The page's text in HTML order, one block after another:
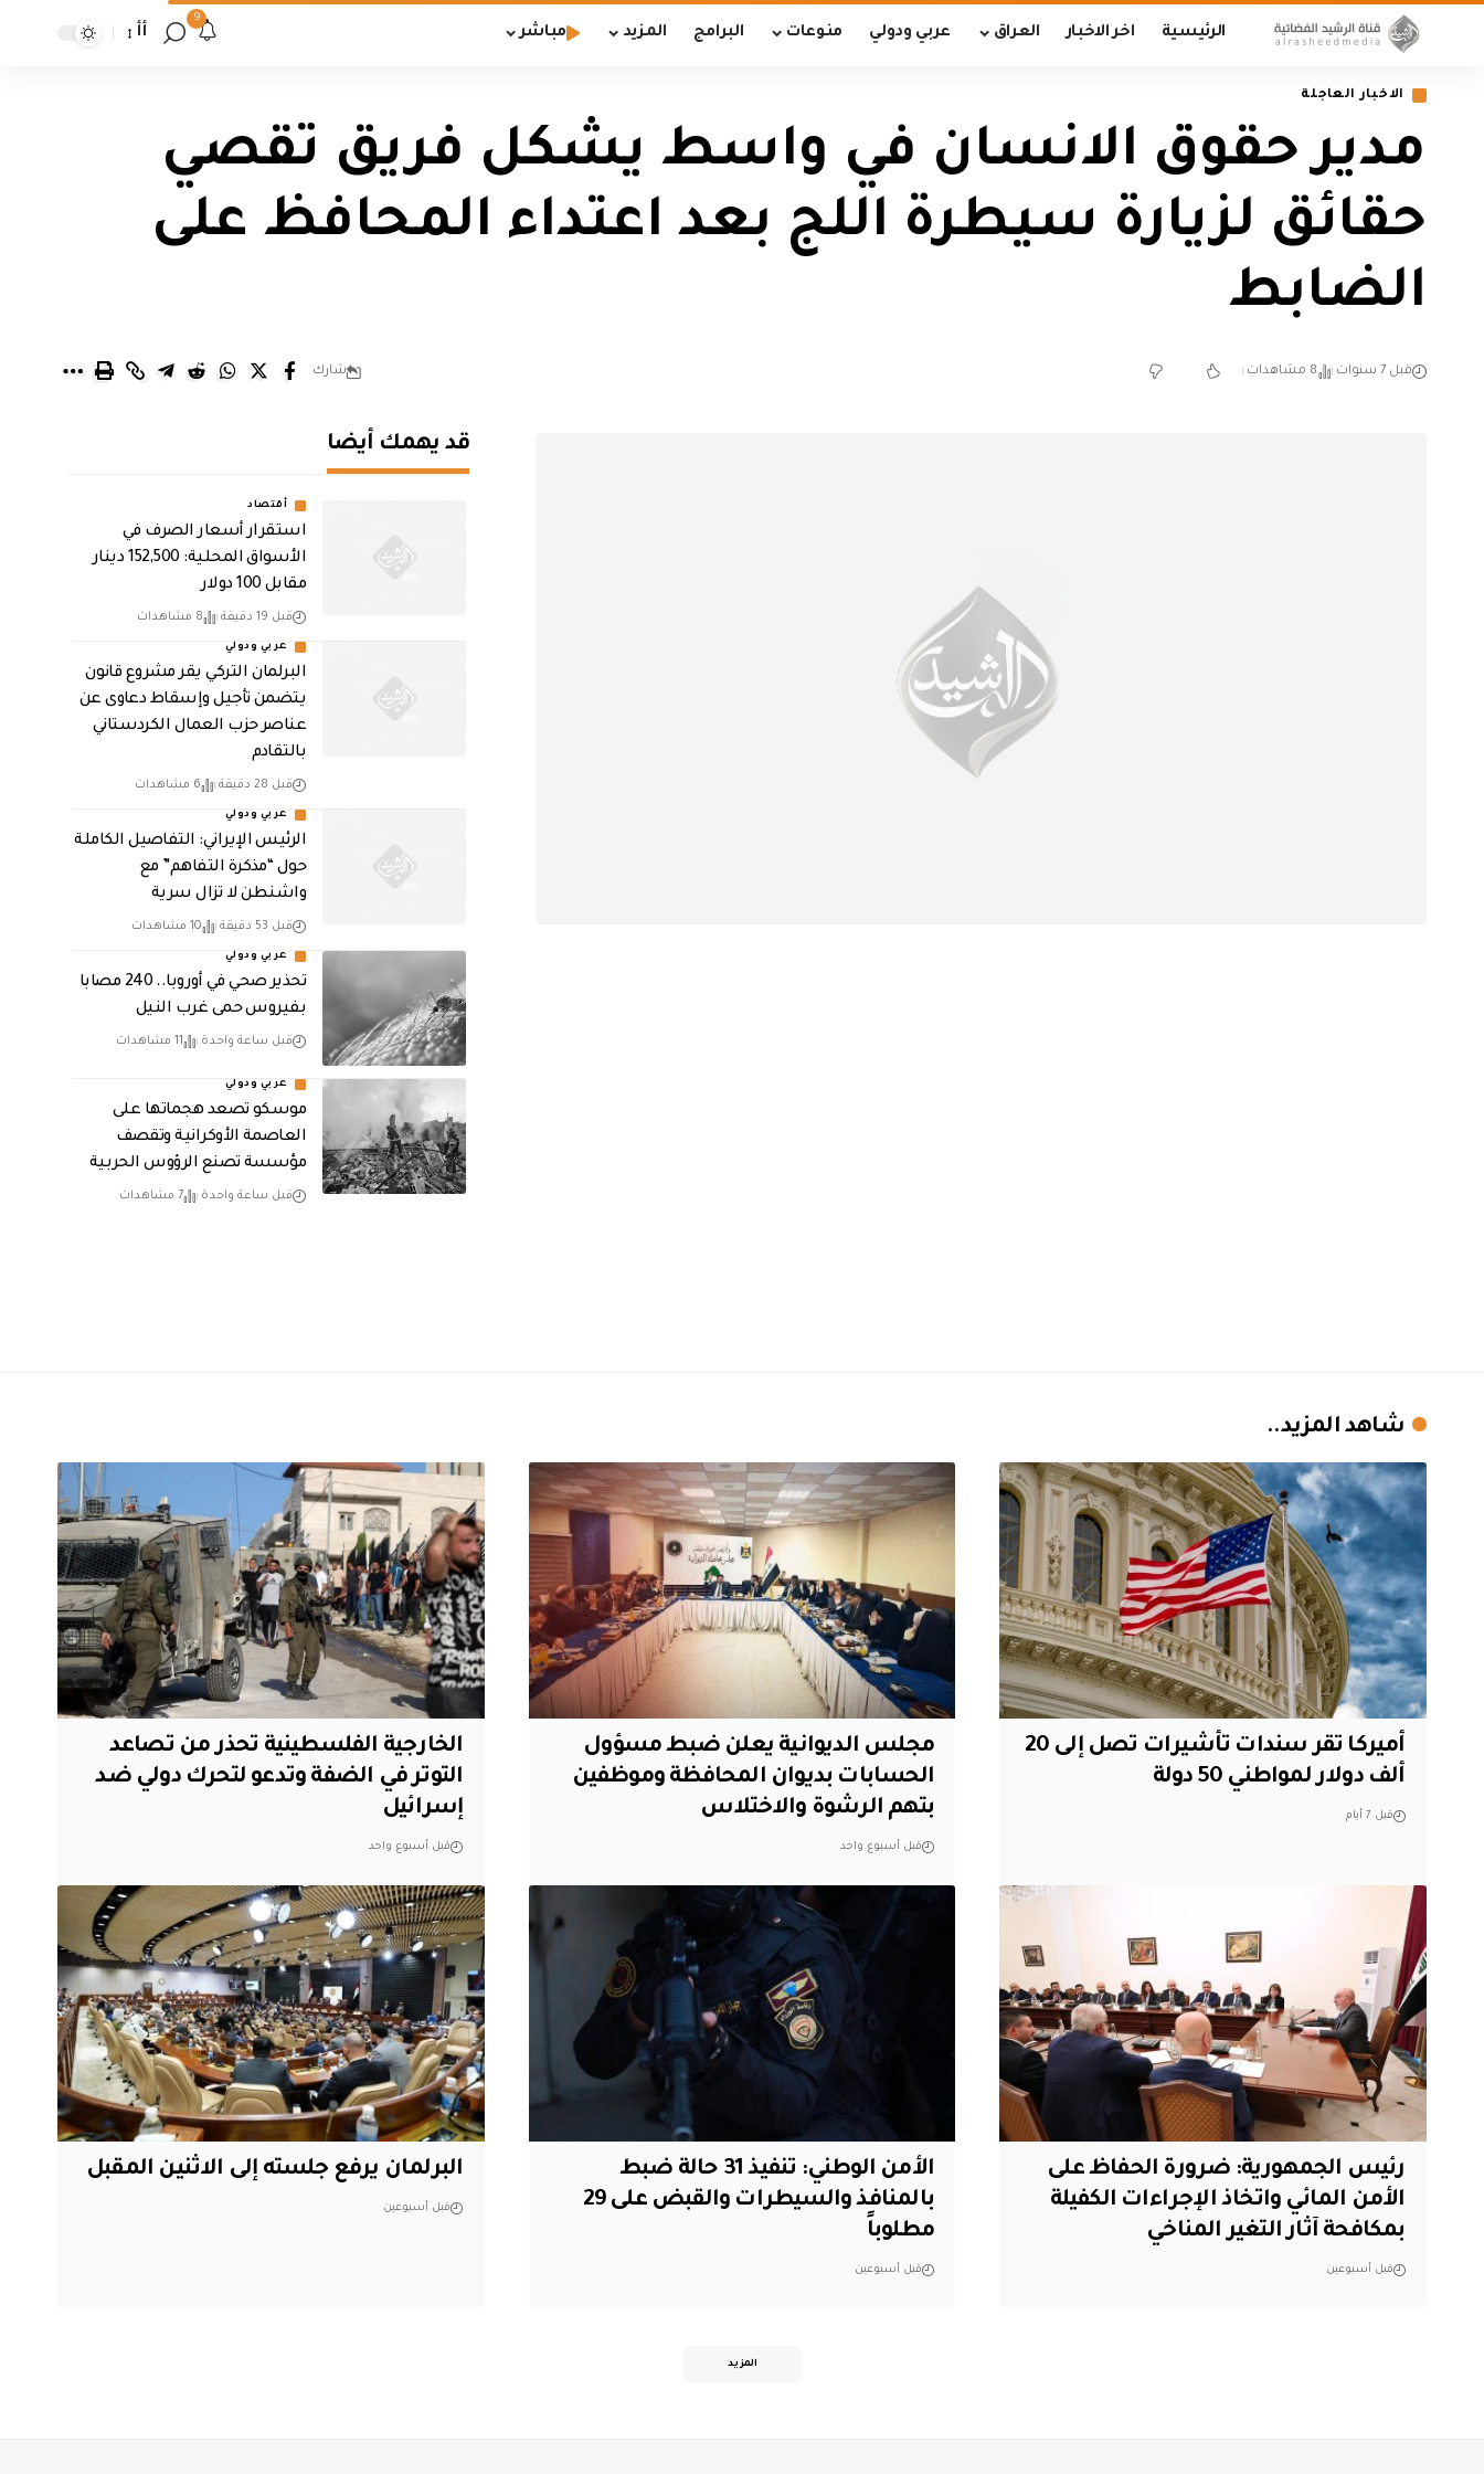
الرئيسية اخر الاخبار العراق عربي ودولي منوعات البرامج المزيد مباشر
9
أأ
الاخبار العاجلة
مدير حقوق الانسان في واسط يشكل فريق تقصي
حقائق لزيارة سيطرة اللج بعد اعتداء المحافظ على
الضابط
قبل 7 سنوات 8 مشاهدات شارك
قد يهمك أيضا
أقتصاد
استقرار أسعار الصرف في
الأسواق المحلية: 152,500 دينار
مقابل 100 دولار
قبل 19 دقيقة 8 مشاهدات
عربي ودولي
البرلمان التركي يقر مشروع قانون
يتضمن تأجيل وإسقاط دعاوى عن
عناصر حزب العمال الكردستاني
بالتقادم
قبل 28 دقيقة 6 مشاهدات
عربي ودولي
الرئيس الإيراني: التفاصيل الكاملة
حول “مذكرة التفاهم” مع
واشنطن لا تزال سرية
قبل 53 دقيقة 10 مشاهدات
عربي ودولي
تحذير صحي في أوروبا.. 240 مصابا
بفيروس حمى غرب النيل
قبل ساعة واحدة 11 مشاهدات
عربي ودولي
موسكو تصعد هجماتها على
العاصمة الأوكرانية وتقصف
مؤسسة تصنع الرؤوس الحربية
قبل ساعة واحدة 7 مشاهدات
شاهد المزيد..
أميركا تقر سندات تأشيرات تصل إلى 20
ألف دولار لمواطني 50 دولة
قبل 7 أيام
مجلس الديوانية يعلن ضبط مسؤول
الحسابات بديوان المحافظة وموظفين
بتهم الرشوة والاختلاس
قبل أسبوع واحد
الخارجية الفلسطينية تحذر من تصاعد
التوتر في الضفة وتدعو لتحرك دولي ضد
إسرائيل
قبل أسبوع واحد
رئيس الجمهورية: ضرورة الحفاظ على
الأمن المائي واتخاذ الإجراءات الكفيلة
بمكافحة آثار التغير المناخي
قبل أسبوعين
الأمن الوطني: تنفيذ 31 حالة ضبط
بالمنافذ والسيطرات والقبض على 29
مطلوباً
قبل أسبوعين
البرلمان يرفع جلسته إلى الاثنين المقبل
قبل أسبوعين
المزيد